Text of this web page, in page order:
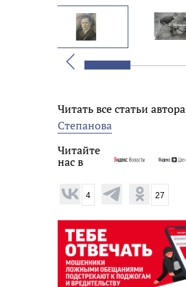
Назад
Читать все статьи автора
Степанова
Читайте
нас в
4 27